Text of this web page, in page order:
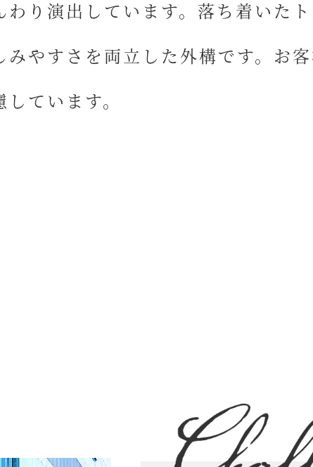
り演出しています。落ち着いた
みやすさ を両立した外構です。お
ています。